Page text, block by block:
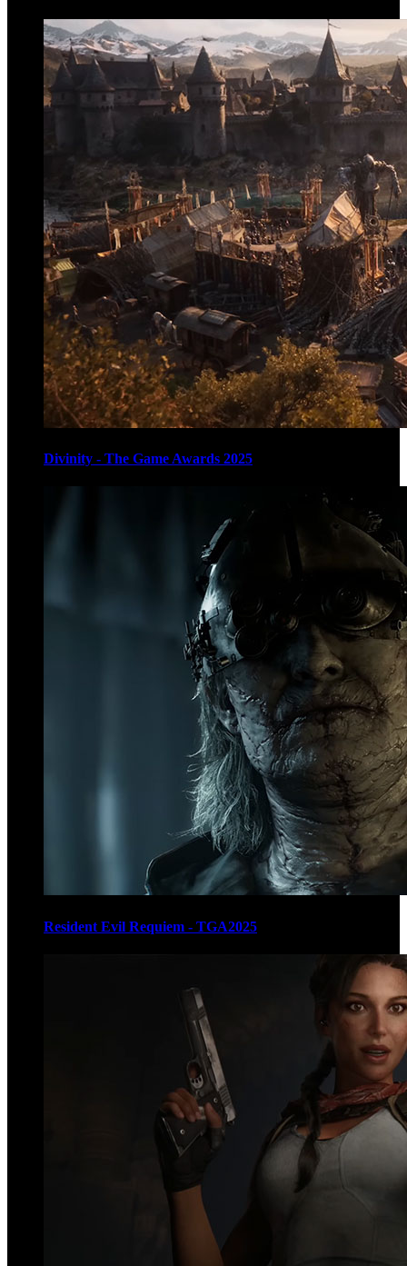
Divinity - The Game Awards 2025
Resident Evil Requiem - TGA2025